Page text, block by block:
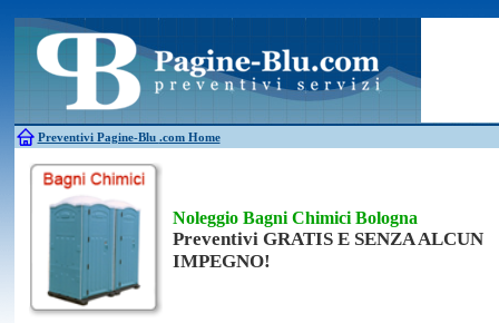
Preventivi Pagine-Blu .com Home
Antifurti
Allarme
Bagni chimici
Edilizia Giardinieri
Caldaie
Falegnami Idraulici
Canne fumarie
Parquet
Noleggio Bagni Chimici Bologna
Preventivi GRATIS E SENZA ALCUN
IMPEGNO!